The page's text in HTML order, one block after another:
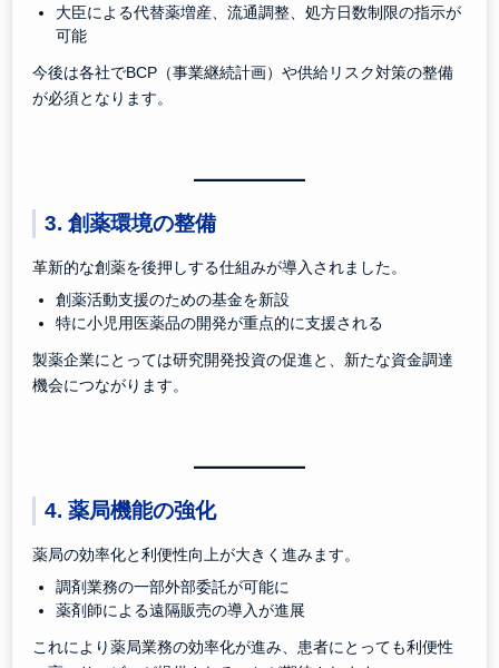
大臣による代替薬増産、流通調整、処方日数制限の指示が
可能
今後は各社でBCP（事業継続計画）や供給リスク対策の整備
が必須となります。
3. 創薬環境の整備
革新的な創薬を後押しする仕組みが導入されました。
創薬活動支援のための基金を新設
特に小児用医薬品の開発が重点的に支援される
製薬企業にとっては研究開発投資の促進と、新たな資金調達
機会につながります。
4. 薬局機能の強化
薬局の効率化と利便性向上が大きく進みます。
調剤業務の一部外部委託が可能に
薬剤師による遠隔販売の導入が進展
これにより薬局業務の効率化が進み、患者にとっても利便性